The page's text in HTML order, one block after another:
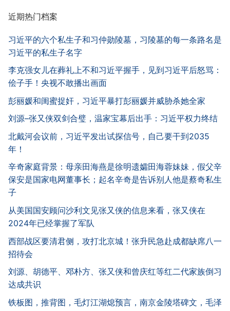
近期热门档案
习近平的六个私生子和习仲勋陵墓，习陵墓的每一条路名是
习近平的私生子名字
李克强女儿在葬礼上不和习近平握手，见到习近平后怒骂：
侩子手！央视不敢播出画面
彭丽媛和闺蜜捉奸，习近平暴打彭丽媛并威胁杀她全家
刘源–张又侠双剑合璧，温家宝幕后出手：习近平权力终结
北戴河会议前，习近平发出试探信号，自己要干到2035
年！
辛奇家庭背景：母亲田海燕是徐明遗孀田海蓉妹妹，假父辛
保安是国家电网董事长；起名辛奇是告诉别人他是蔡奇私生
子
从美国国安顾问沙利文见张又侠的信息来看，张又侠在
2024年已经掌握了军队
西部战区要清君侧，攻打北京城！张升民急赴成都缺席八一
招待会
刘源、胡德平、邓朴方、张又侠和曾庆红等红二代家族倒习
达成共识
铁板图，推背图，毛灯江湖熄预言，南京金陵塔碑文，毛泽